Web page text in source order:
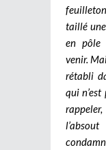
taillé
en pôle
venir.
rétabli
qui